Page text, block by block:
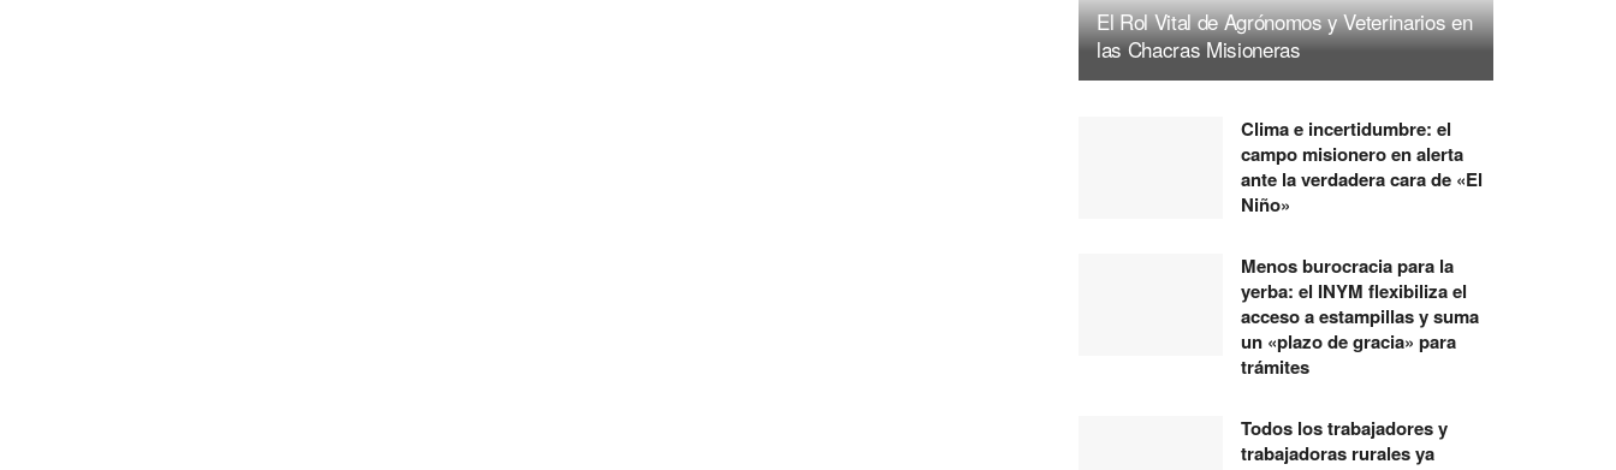
El Rol Vital de Agrónomos y Veterinarios en
las Chacras Misioneras
Clima e incertidumbre: el
campo misionero en alerta
ante la verdadera cara de «El
Niño»
Menos burocracia para la
yerba: el INYM flexibiliza el
acceso a estampillas y suma
un «plazo de gracia» para
trámites
Todos los trabajadores y
trabajadoras rurales ya